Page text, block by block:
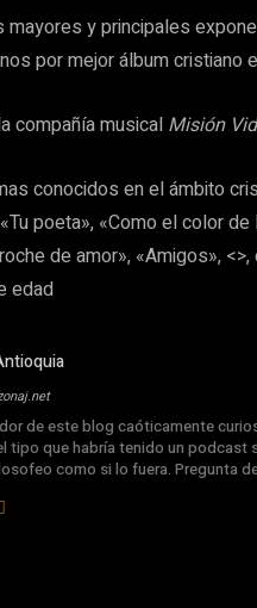
y principales
por mejor álbum cristiano
compañía musical Misión
conocidos en el ámbito
poeta», «Como el color
de amor», «Amigos»,
edad
de este blog caóticamente
tipo que habría tenido un podcast
como si lo fuera. Pregunta